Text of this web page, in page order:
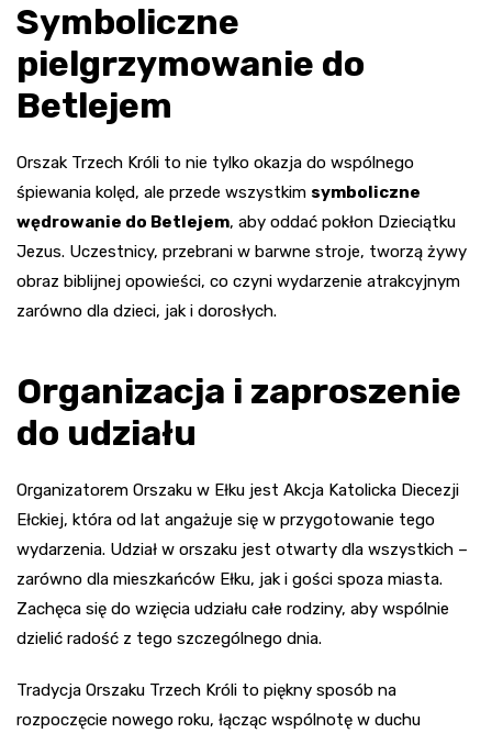
Symboliczne
pielgrzymowanie do
Betlejem
Orszak Trzech Króli to nie tylko okazja do wspólnego
śpiewania kolęd, ale przede wszystkim symboliczne
wędrowanie do Betlejem, aby oddać pokłon Dzieciątku
Jezus. Uczestnicy, przebrani w barwne stroje, tworzą żywy
obraz biblijnej opowieści, co czyni wydarzenie atrakcyjnym
zarówno dla dzieci, jak i dorosłych.
Organizacja i zaproszenie
do udziału
Organizatorem Orszaku w Ełku jest Akcja Katolicka Diecezji
Ełckiej, która od lat angażuje się w przygotowanie tego
wydarzenia. Udział w orszaku jest otwarty dla wszystkich –
zarówno dla mieszkańców Ełku, jak i gości spoza miasta.
Zachęca się do wzięcia udziału całe rodziny, aby wspólnie
dzielić radość z tego szczególnego dnia.
Tradycja Orszaku Trzech Króli to piękny sposób na
rozpoczęcie nowego roku, łącząc wspólnotę w duchu